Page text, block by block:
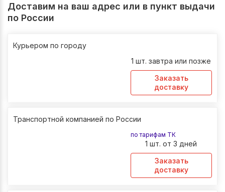
Доставим на ваш адрес или в пункт выдачи
по России
Курьером по городу
1 шт. завтра или позже
Заказать
доставку
Транспортной компанией по России
по тарифам ТК
1 шт. от 3 дней
Заказать
доставку